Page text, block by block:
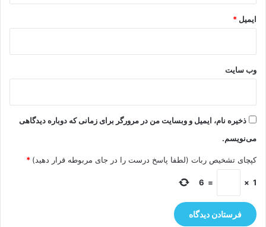
ایمیل *
وب‌ سایت
ذخیره نام، ایمیل و وبسایت من در مرورگر برای زمانی که دوباره دیدگاهی
می‌نویسم.
کپچای تشخیص ربات (لطفا پاسخ درست را در جای مربوطه قرار دهید) *
1
×
=
6